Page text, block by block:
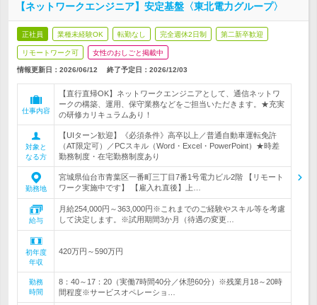
【ネットワークエンジニア】安定基盤〈東北電力グループ〉
正社員 業種未経験OK 転勤なし 完全週休2日制 第二新卒歓迎
リモートワーク可 女性のおしごと掲載中
情報更新日：2026/06/12 終了予定日： 2026/12/03
仕事内容
【直行直帰OK】ネットワークエンジニアとして、通信ネットワ
ークの構築、運用、保守業務などをご担当いただきます。★充実
の研修カリキュラムあり！
対象と
なる方
【UIターン歓迎】《必須条件》高卒以上／普通自動車運転免許
（AT限定可）／PCスキル（Word・Excel・PowerPoint）★時差
勤務制度・在宅勤務制度あり
勤務地
宮城県仙台市青葉区一番町三丁目7番1号電力ビル2階 【リモート
ワーク実施中です】 【雇入れ直後】上…
給与
月給254,000円～363,000円※これまでのご経験やスキル等を考慮
して決定します。※試用期間3か月（待遇の変更…
初年度
年収
420万円～590万円
勤務
時間
8：40～17：20（実働7時間40分／休憩60分）※残業月18～20時
間程度※サービスオペレーショ…